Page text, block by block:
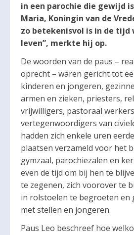
in een parochie die gewijd
Maria, Koningin van de
zo betekenisvol is in de tijd
leven”, merkte hij op.
De woorden van de paus –
oprecht – waren gericht tot
kinderen en jongeren,
armen en zieken, priesters,
vrijwilligers, pastoraal
vertegenwoordigers van
hadden zich enkele uren
plaatsen verzameld voor het
gymzaal, parochiezalen en
even de tijd om bij hen te
te zegenen, zich voorover te
in rolstoelen te begroeten en
met stellen en jongeren.
Paus Leo beschreef hoe